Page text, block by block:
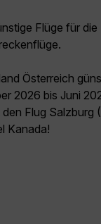
Flüge für
Österreich
2026 bis Juni
Flug
Kanada!